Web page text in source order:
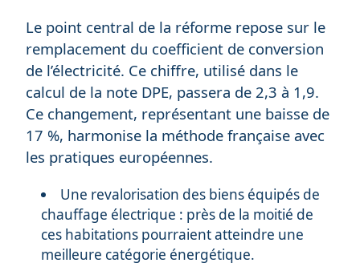
Le point central de la réforme repose sur le
remplacement du coefficient de conversion
de l’électricité. Ce chiffre, utilisé dans le
calcul de la note DPE, passera de 2,3 à 1,9.
Ce changement, représentant une baisse de
17 %, harmonise la méthode française avec
les pratiques européennes.
Une revalorisation des biens équipés de
chauffage électrique : près de la moitié de
ces habitations pourraient atteindre une
meilleure catégorie énergétique.